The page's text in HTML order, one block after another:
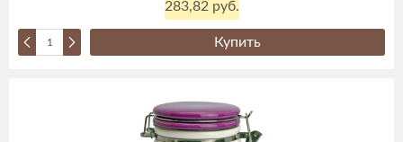
283,82 руб.
Купить